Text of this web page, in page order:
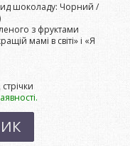
шоколаду: Чорний /
з фруктами
мамі в світі» і «Я